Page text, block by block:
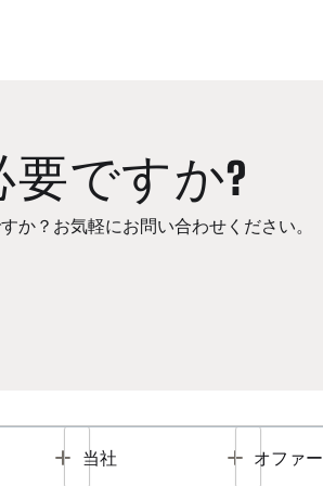
ですか?
か？お気軽にお問い合わせください。
Toggle
当社 Toggle
オファー